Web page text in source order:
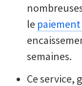
le
semaines.
Ce service,